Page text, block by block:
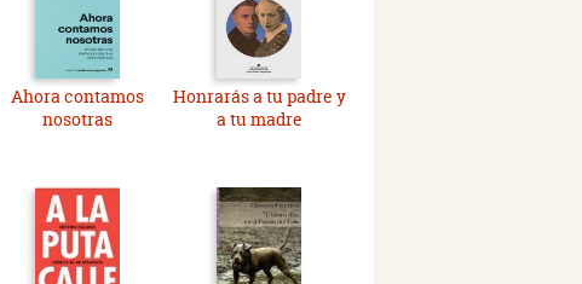
Ahora contamos
nosotras
Honrarás a tu padre y
a tu madre